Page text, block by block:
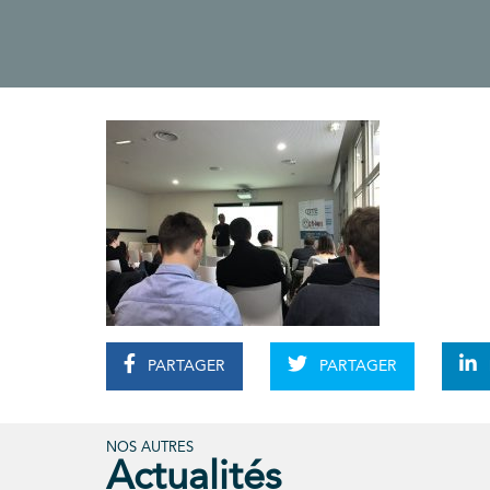
PARTAGER PARTAGER
NOS AUTRES
Actualités